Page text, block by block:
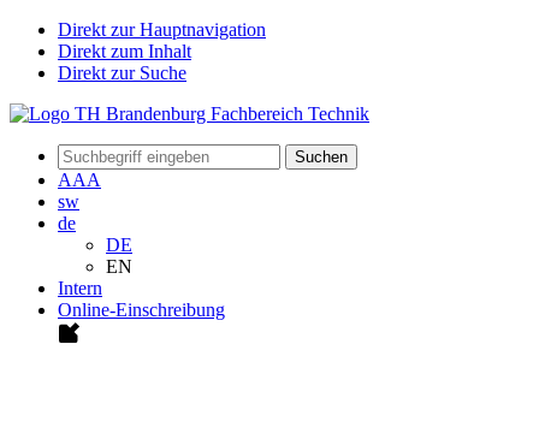
Direkt zur Hauptnavigation
Direkt zum Inhalt
Direkt zur Suche
Suchen
AAA
sw
de
DE
EN
Intern
Online-Einschreibung